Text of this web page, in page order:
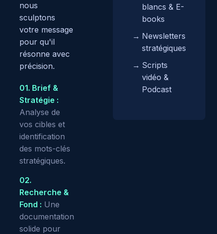
nous
sculptons
votre message
pour qu'il
résonne avec
précision.
01. Brief &
Stratégie :
Analyse de
vos cibles et
identification
des mots-clés
stratégiques.
02.
Recherche &
Fond : Une
documentation
solide pour
blancs & E-
books
Newsletters
stratégiques
Scripts
vidéo &
Podcast